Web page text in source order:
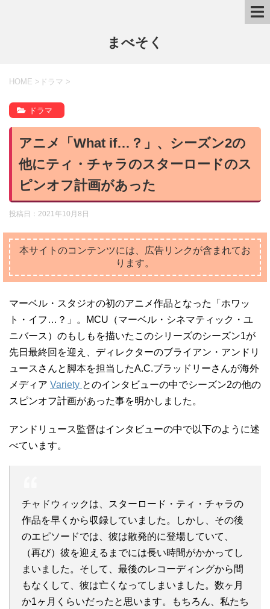
まべそく
HOME > ドラマ >
ドラマ
アニメ「What if…？」、シーズン2の
他にティ・チャラのスターロードのス
ピンオフ計画があった
投稿日： 2021年10月8日
本サイトのコンテンツには、広告リンクが含まれてお
ります。
マーベル・スタジオの初のアニメ作品となった「ホワッ
ト・イフ…？」。MCU（マーベル・シネマティック・ユ
ニバース）のもしもを描いたこのシリーズのシーズン1が
先日最終回を迎え、ディレクターのブライアン・アンドリ
ュースさんと脚本を担当したA.C.ブラッドリーさんが海外
メディア Variety とのインタビューの中でシーズン2の他の
スピンオフ計画があった事を明かしました。
アンドリュース監督はインタビューの中で以下のように述
べています。
チャドウィックは、スターロード・ティ・チャラの
作品を早くから収録していました。しかし、その後
のエピソードでは、彼は散発的に登場していて、
（再び）彼を迎えるまでには長い時間がかかってし
まいました。そして、最後のレコーディングから間
もなくして、彼は亡くなってしまいました。数ヶ月
か1ヶ月くらいだったと思います。もちろん、私たち